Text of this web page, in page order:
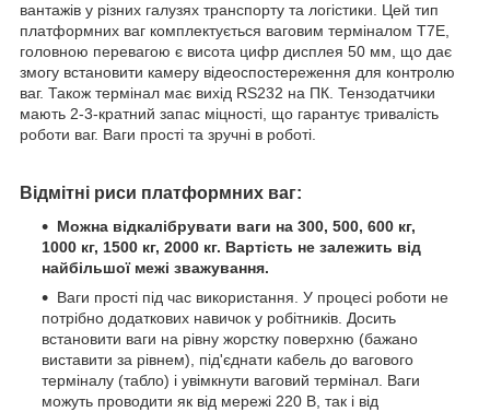
вантажів у різних галузях транспорту та логістики. Цей тип
платформних ваг комплектується ваговим терміналом T7E,
головною перевагою є висота цифр дисплея 50 мм, що дає
змогу встановити камеру відеоспостереження для контролю
ваг. Також термінал має вихід RS232 на ПК. Тензодатчики
мають 2-3-кратний запас міцності, що гарантує тривалість
роботи ваг. Ваги прості та зручні в роботі.
Відмітні риси платформних ваг:
Можна відкалібрувати ваги на 300, 500, 600 кг,
1000 кг, 1500 кг, 2000 кг. Вартість не залежить від
найбільшої межі зважування.
Ваги прості під час використання. У процесі роботи не
потрібно додаткових навичок у робітників. Досить
встановити ваги на рівну жорстку поверхню (бажано
виставити за рівнем), під'єднати кабель до вагового
терміналу (табло) і увімкнути ваговий термінал. Ваги
можуть проводити як від мережі 220 В, так і від